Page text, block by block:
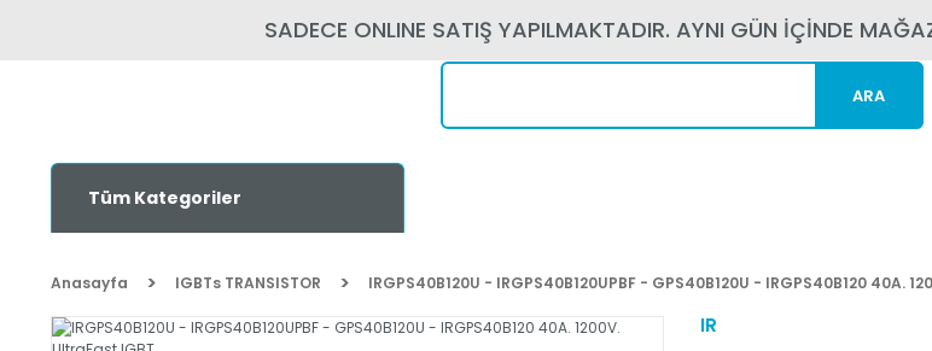
SADECE ONLINE SATIŞ YAPILMAKTADIR. AYNI GÜN İÇİNDE
ARA
Tüm Kategoriler
Anasayfa IGBTs TRANSISTOR IRGPS40B120U - IRGPS40B120UPBF - GPS40B120U - IRGPS40B120 40A.
IR